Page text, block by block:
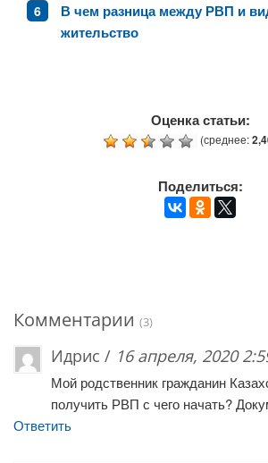
В чем разница между РВП и
жительство
Оценка статьи:
(среднее:
Поделиться:
Комментарии (3)
Идрис / 16 апреля, 2020
Мой родственник гражданин
получить РВП с чего начать?
Ответить